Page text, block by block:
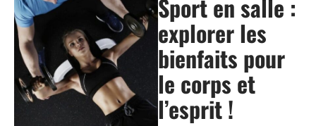
Sport en salle :
explorer les
bienfaits pour
le corps et
l’esprit !